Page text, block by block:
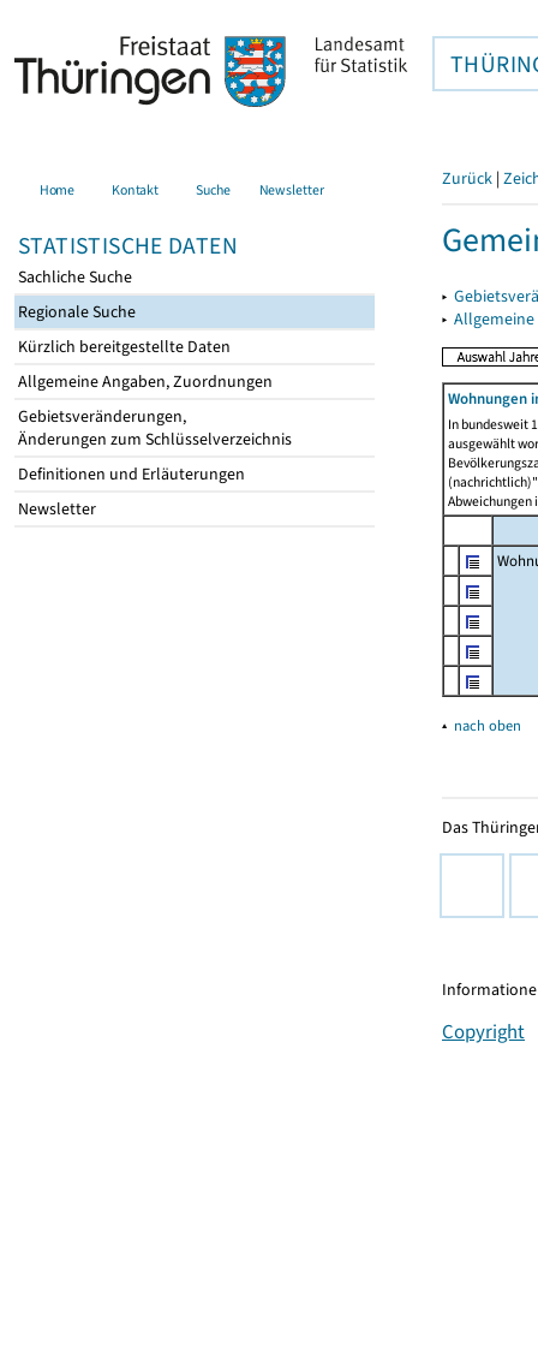
Home Kontakt Suche Newsletter
STATISTISCHE DATEN
Sachliche Suche
Regionale Suche
Kürzlich bereitgestellte Daten
Allgemeine Angaben, Zuordnungen
Gebietsveränderungen,
Änderungen zum Schlüsselverzeichnis
Definitionen und Erläuterungen
Newsletter
Zurück |
▸
▸
Wohnungen
In bundesweit
ausgewählt
Abweichungen
▴ nach oben
Das
Copyright